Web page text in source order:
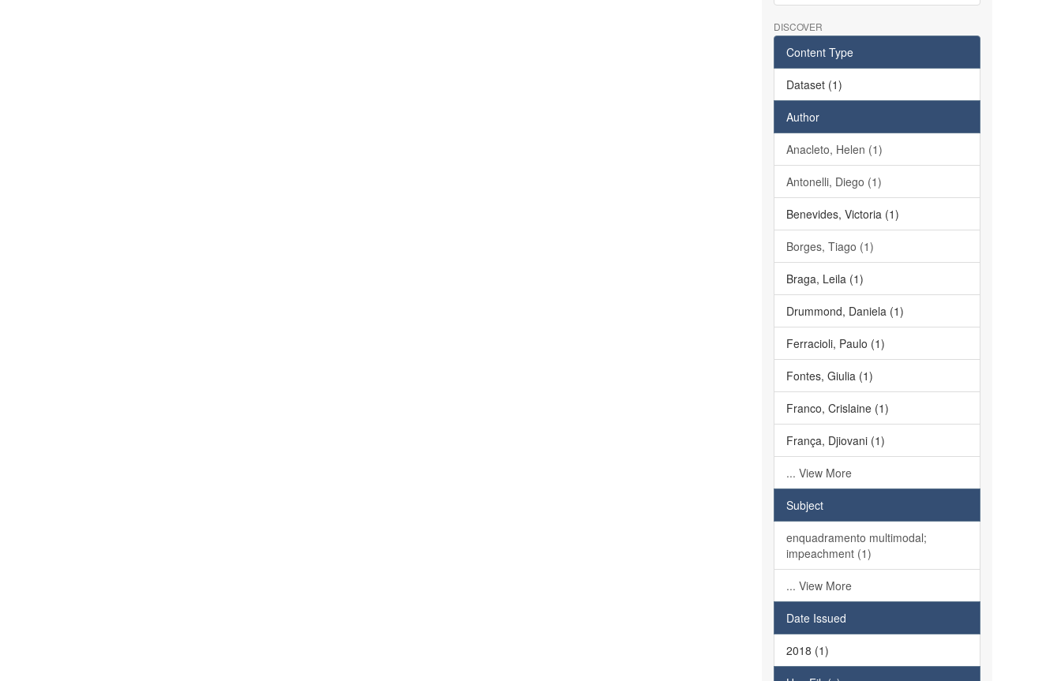
DISCOVER
Content Type
Dataset (1)
Author
Anacleto, Helen (1)
Antonelli, Diego (1)
Benevides, Victoria (1)
Borges, Tiago (1)
Braga, Leila (1)
Drummond, Daniela (1)
Ferracioli, Paulo (1)
Fontes, Giulia (1)
Franco, Crislaine (1)
França, Djiovani (1)
... View More
Subject
enquadramento multimodal;
impeachment (1)
... View More
Date Issued
2018 (1)